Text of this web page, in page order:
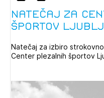
Natečaj za
športov
Natečaj za izbiro
Center plezalnih športov